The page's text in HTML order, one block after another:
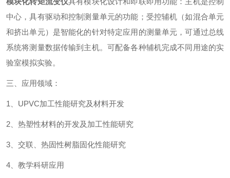
中心，具有驱动和控制测量单元的功能；受控辅机（如混合单元
和挤出单元）是智能化的针对特定应用的测量单元，可通过总线
系统将测量数据传输到主机。可配备各种辅机完成不同用途的实
验室模拟实验。
三、应用领域：
1、UPVC加工性能研究及材料开发
2、热塑性材料的开发及加工性能研究
3、交联、热固性树脂固化性能研究
4、教学科研应用